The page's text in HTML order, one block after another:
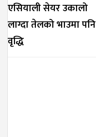
एसियाली सेयर उकालो
लाग्दा तेलको भाउमा पनि
वृद्धि